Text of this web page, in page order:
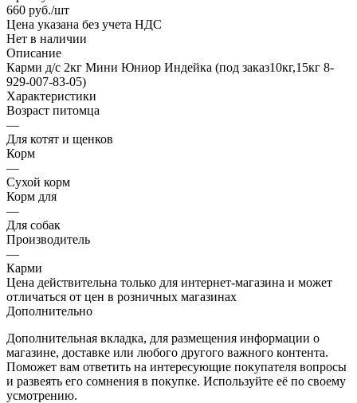
660 руб./шт
Цена указана без учета НДС
Нет в наличии
Описание
Карми д/с 2кг Мини Юниор Индейка (под заказ10кг,15кг 8-
929-007-83-05)
Характеристики
Возраст питомца
—
Для котят и щенков
Корм
—
Сухой корм
Корм для
—
Для собак
Производитель
—
Карми
Цена действительна только для интернет-магазина и может
отличаться от цен в розничных магазинах
Дополнительно
Дополнительная вкладка, для размещения информации о
магазине, доставке или любого другого важного контента.
Поможет вам ответить на интересующие покупателя вопросы
и развеять его сомнения в покупке. Используйте её по своему
усмотрению.